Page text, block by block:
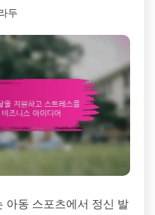
두
아동 스포츠에서 정신 발